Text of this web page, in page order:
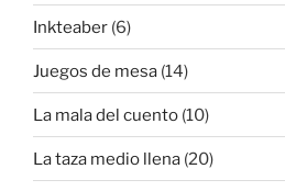
Inkteaber (6)
Juegos de mesa (14)
La mala del cuento (10)
La taza medio llena (20)